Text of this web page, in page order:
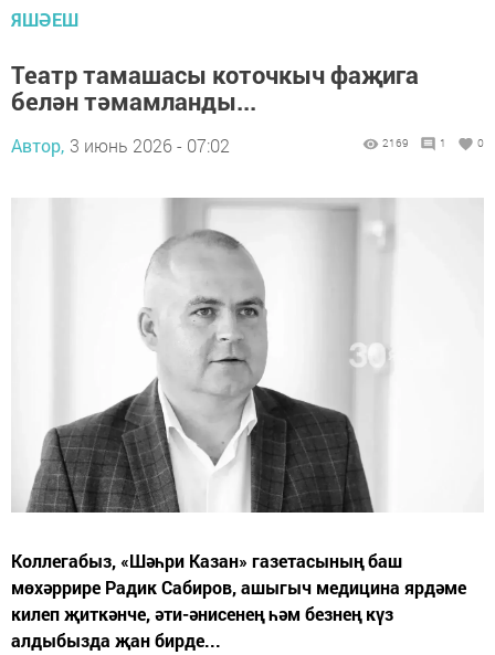
ЯШӘЕШ
Театр тамашасы коточкыч фаҗига
белән тәмамланды...
Автор, 3 июнь 2026 - 07:02 2169 1 0
Коллегабыз, «Шәһри Казан» газетасының баш
мөхәррире Радик Сабиров, ашыгыч медицина ярдәме
килеп җиткәнче, әти-әнисенең һәм безнең күз
алдыбызда җан бирде...